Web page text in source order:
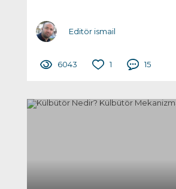
Editör ismail
6043 1 15